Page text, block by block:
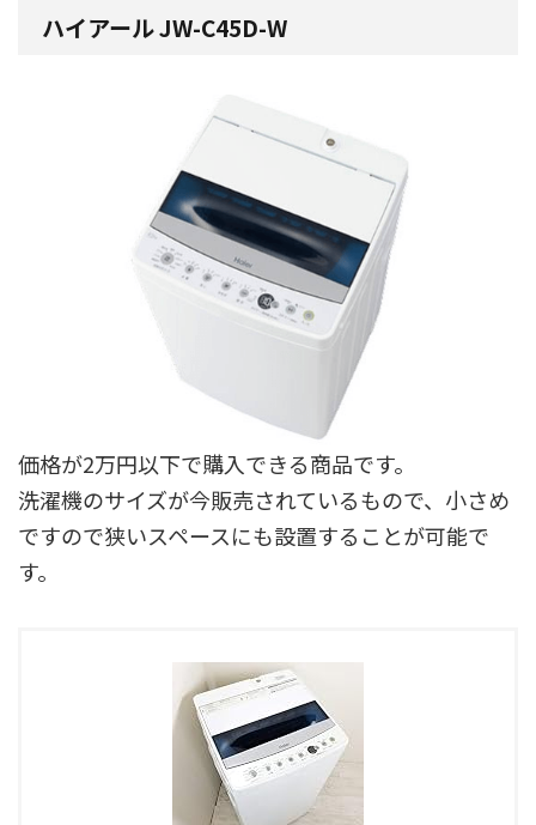
ハイアール JW-C45D-W
価格が2万円以下で購入できる商品です。
洗濯機のサイズが今販売されているもので、小さめ
ですので狭いスペースにも設置することが可能で
す。